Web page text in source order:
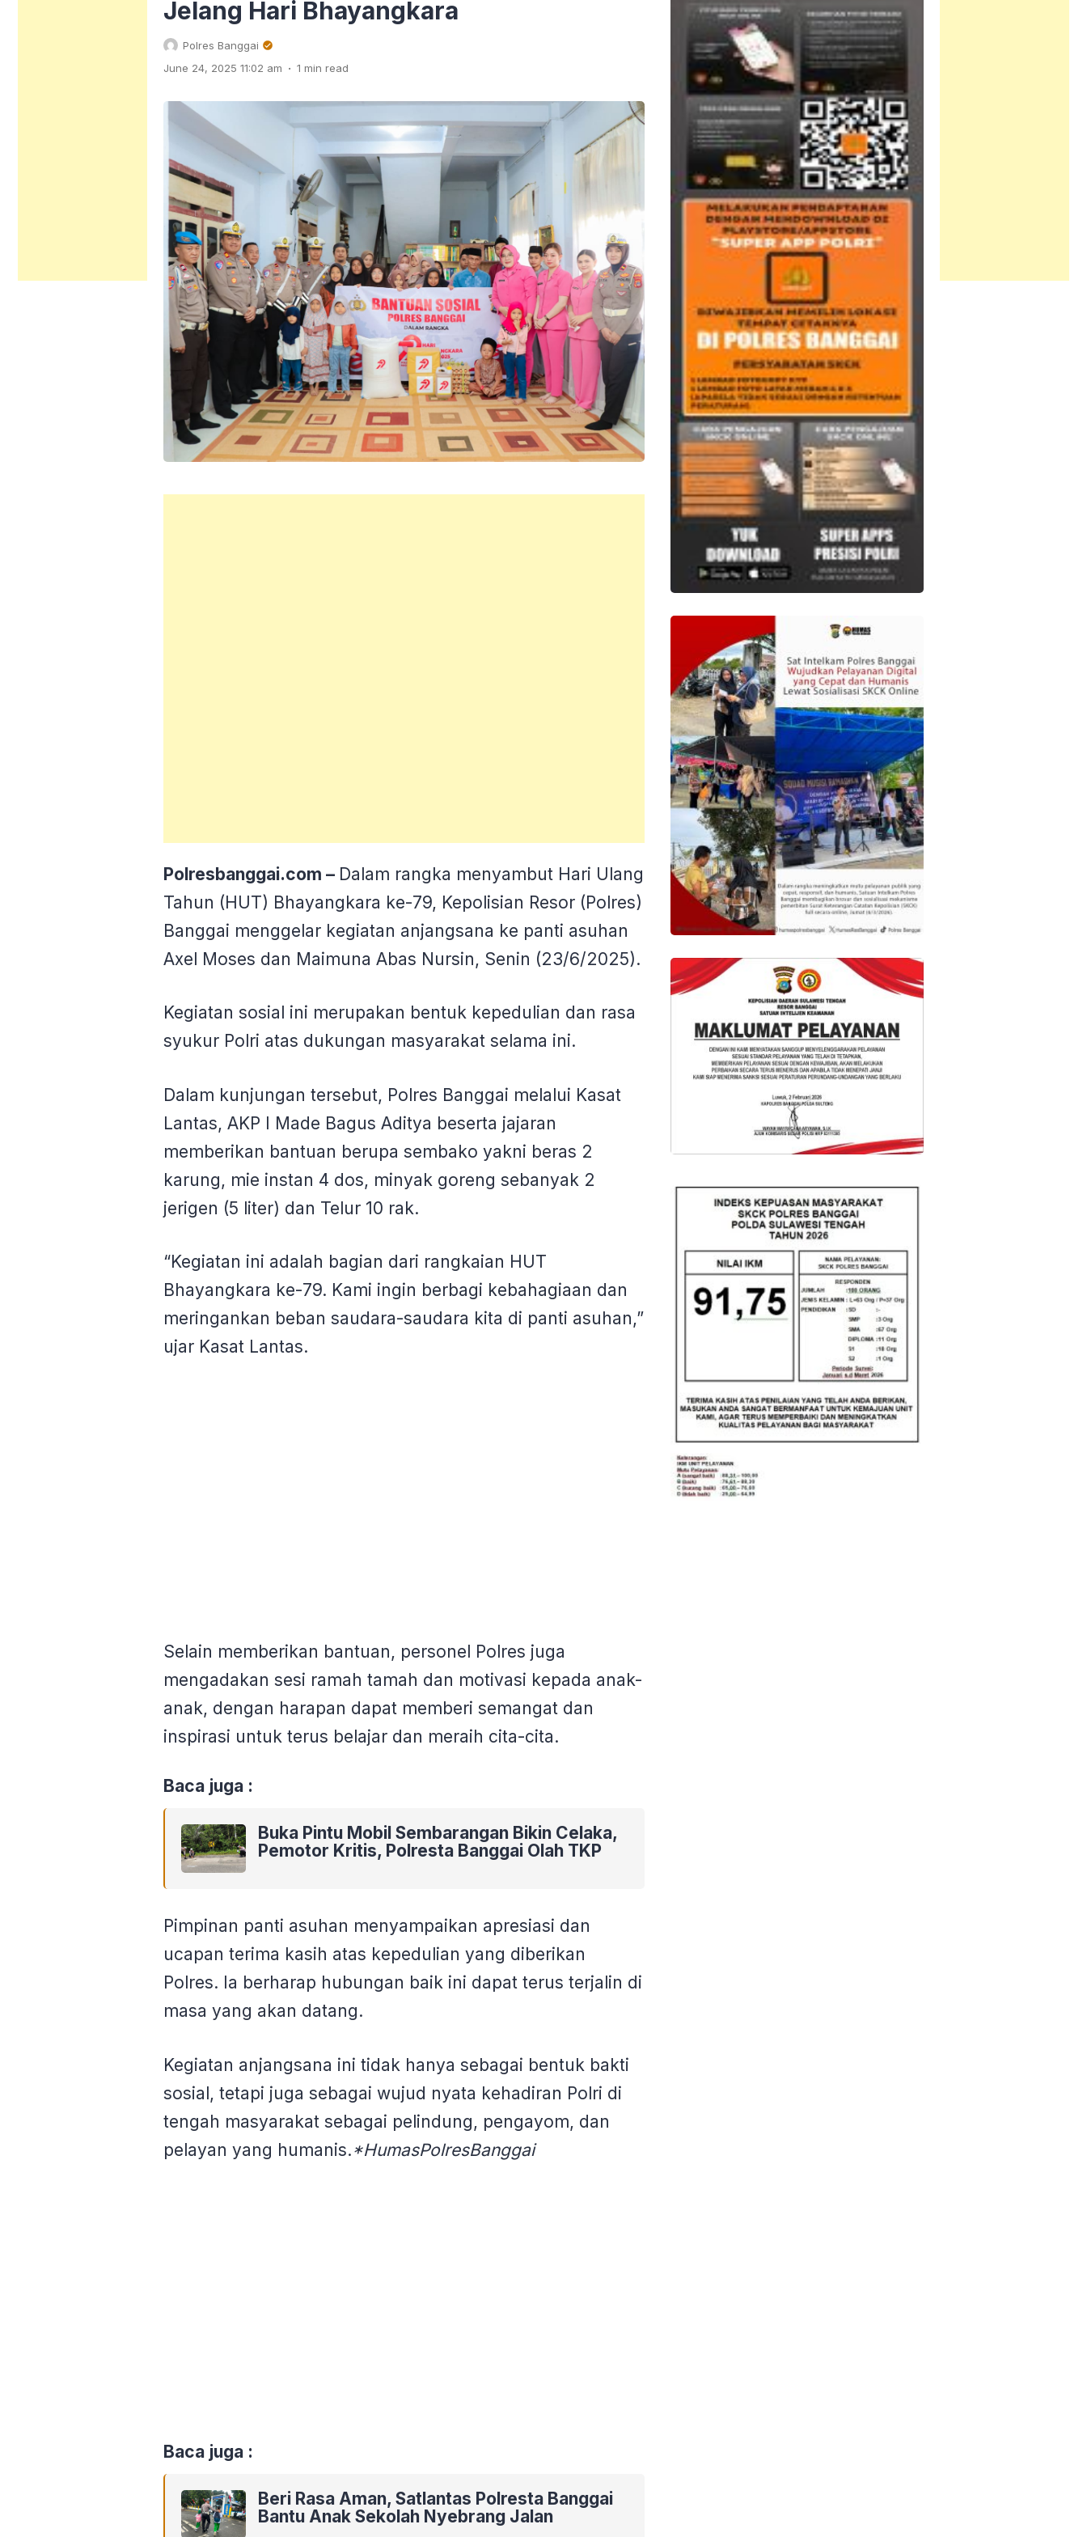
Jelang Hari Bhayangkara
Polres Banggai
June 24, 2025 11:02 am . 1 min read
Polresbanggai.com – Dalam rangka menyambut Hari Ulang
Tahun (HUT) Bhayangkara ke-79, Kepolisian Resor (Polres)
Banggai menggelar kegiatan anjangsana ke panti asuhan
Axel Moses dan Maimuna Abas Nursin, Senin (23/6/2025).
Kegiatan sosial ini merupakan bentuk kepedulian dan rasa
syukur Polri atas dukungan masyarakat selama ini.
Dalam kunjungan tersebut, Polres Banggai melalui Kasat
Lantas, AKP I Made Bagus Aditya beserta jajaran
memberikan bantuan berupa sembako yakni beras 2
karung, mie instan 4 dos, minyak goreng sebanyak 2
jerigen (5 liter) dan Telur 10 rak.
“Kegiatan ini adalah bagian dari rangkaian HUT
Bhayangkara ke-79. Kami ingin berbagi kebahagiaan dan
meringankan beban saudara-saudara kita di panti asuhan,”
ujar Kasat Lantas.
Selain memberikan bantuan, personel Polres juga
mengadakan sesi ramah tamah dan motivasi kepada anak-
anak, dengan harapan dapat memberi semangat dan
inspirasi untuk terus belajar dan meraih cita-cita.
Baca juga :
Buka Pintu Mobil Sembarangan Bikin Celaka,
Pemotor Kritis, Polresta Banggai Olah TKP
Pimpinan panti asuhan menyampaikan apresiasi dan
ucapan terima kasih atas kepedulian yang diberikan
Polres. Ia berharap hubungan baik ini dapat terus terjalin di
masa yang akan datang.
Kegiatan anjangsana ini tidak hanya sebagai bentuk bakti
sosial, tetapi juga sebagai wujud nyata kehadiran Polri di
tengah masyarakat sebagai pelindung, pengayom, dan
pelayan yang humanis.*HumasPolresBanggai
Baca juga :
Beri Rasa Aman, Satlantas Polresta Banggai
Bantu Anak Sekolah Nyebrang Jalan